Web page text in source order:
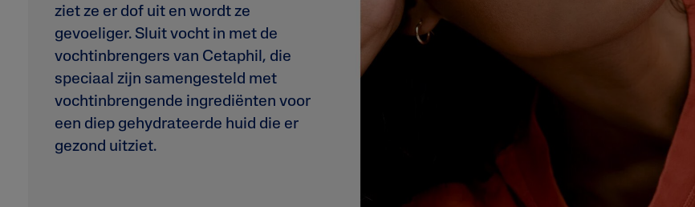
ziet ze er dof uit en wordt ze
gevoeliger. Sluit vocht in met de
vochtinbrengers van Cetaphil, die
speciaal zijn samengesteld met
vochtinbrengende ingrediënten voor
een diep gehydrateerde huid die er
gezond uitziet.